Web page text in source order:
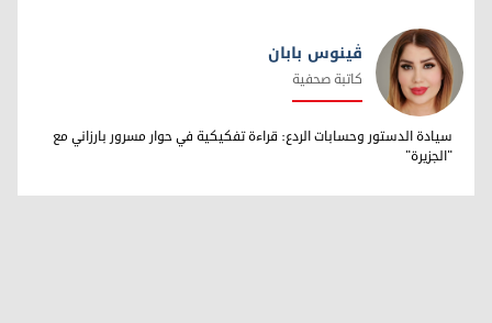
ڤینوس بابان
ڤینوس بابان
كاتبة صحفية
سيادة الدستور وحسابات الردع: قراءة تفكيكية في حوار مسرور بارزاني مع
"الجزيرة"